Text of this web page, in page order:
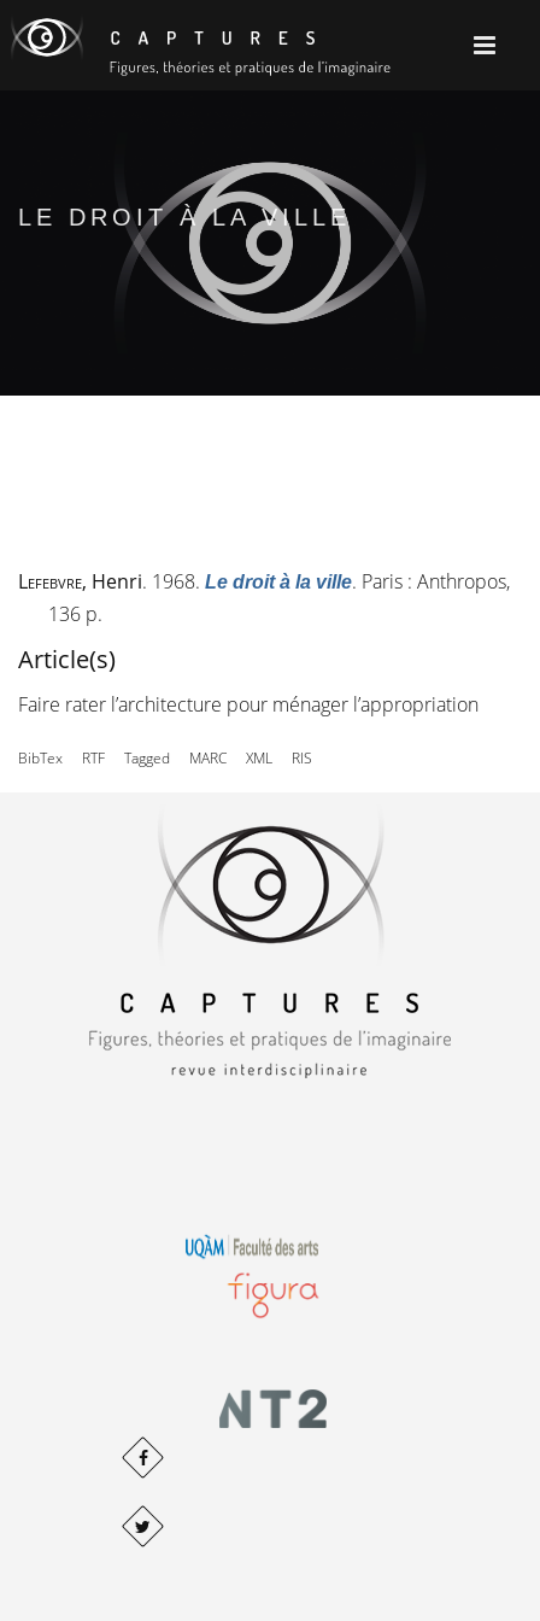
LE DROIT À LA VILLE
Lefebvre, Henri. 1968. Le droit à la ville. Paris : Anthropos,
136 p.
Article(s)
Faire rater l’architecture pour ménager l’appropriation
BibTex RTF Tagged MARC XML RIS